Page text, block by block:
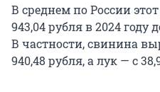
В среднем по России
943,04 рубля в 2024 году
В частности, свинина
940,48 рубля, а лук — с